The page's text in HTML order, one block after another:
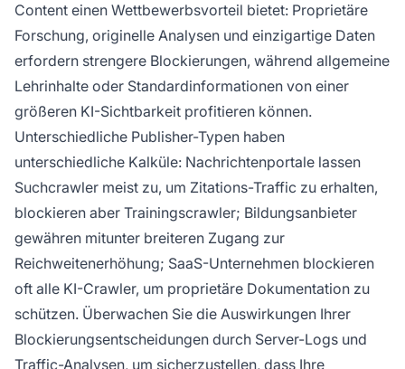
Content einen Wettbewerbsvorteil bietet: Proprietäre
Forschung, originelle Analysen und einzigartige Daten
erfordern strengere Blockierungen, während allgemeine
Lehrinhalte oder Standardinformationen von einer
größeren KI-Sichtbarkeit profitieren können.
Unterschiedliche Publisher-Typen haben
unterschiedliche Kalküle: Nachrichtenportale lassen
Suchcrawler meist zu, um Zitations-Traffic zu erhalten,
blockieren aber Trainingscrawler; Bildungsanbieter
gewähren mitunter breiteren Zugang zur
Reichweitenerhöhung; SaaS-Unternehmen blockieren
oft alle KI-Crawler, um proprietäre Dokumentation zu
schützen. Überwachen Sie die Auswirkungen Ihrer
Blockierungsentscheidungen durch Server-Logs und
Traffic-Analysen, um sicherzustellen, dass Ihre